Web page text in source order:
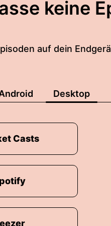
keine
auf dein
Desktop
Casts